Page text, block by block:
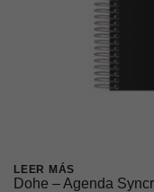
LEER MÁS
Dohe – Agenda